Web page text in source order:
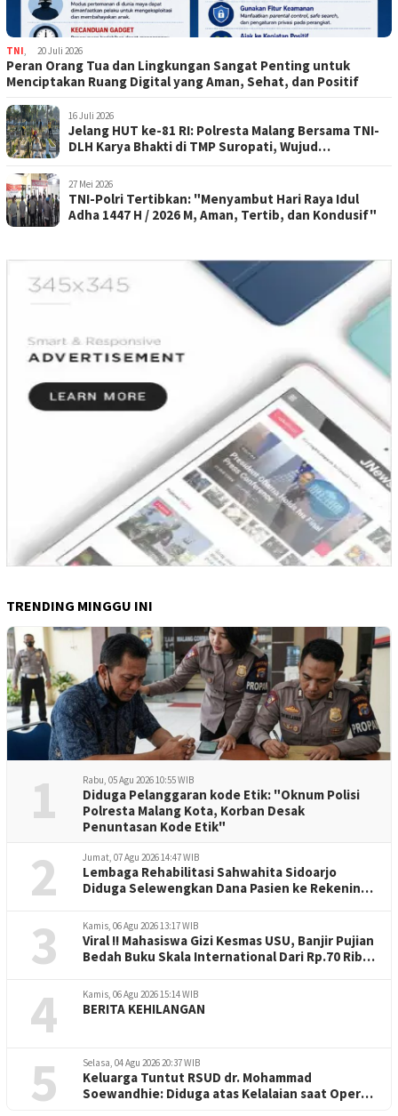
TNI, 20 Juli 2026
Peran Orang Tua dan Lingkungan Sangat Penting untuk
Menciptakan Ruang Digital yang Aman, Sehat, dan Positif
16 Juli 2026
Jelang HUT ke-81 RI: Polresta Malang Bersama TNI-
DLH Karya Bhakti di TMP Suropati, Wujud
27 Mei 2026
TNI-Polri Tertibkan: "Menyambut Hari Raya Idul
Adha 1447 H / 2026 M, Aman, Tertib, dan Kondusif"
TRENDING MINGGU INI
1 Rabu, 05 Agu 2026 10:55 WIB
Diduga Pelanggaran kode Etik: "Oknum Polisi
Polresta Malang Kota, Korban Desak
Penuntasan Kode Etik"
2 Jumat, 07 Agu 2026 14:47 WIB
Lembaga Rehabilitasi Sahwahita Sidoarjo
Diduga Selewengkan Dana Pasien ke Rekening
3 Kamis, 06 Agu 2026 13:17 WIB
Viral !! Mahasiswa Gizi Kesmas USU, Banjir Pujian
Bedah Buku Skala International Dari Rp.70 Ribu
4 Kamis, 06 Agu 2026 15:14 WIB
BERITA KEHILANGAN
5 Selasa, 04 Agu 2026 20:37 WIB
Keluarga Tuntut RSUD dr. Mohammad
Soewandhie: Diduga atas Kelalaian saat Operasi